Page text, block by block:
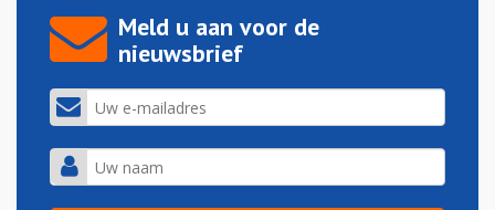
Meld u aan voor de
nieuwsbrief